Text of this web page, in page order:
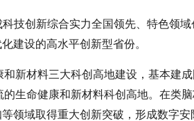
技创新综合实力全国领先、特色领域
建设的高水平创新型省份。
新材料三大科创高地建设，基本建
的生命健康和新材料科创高地。在类
领域取得重大创新突破，形成数字安